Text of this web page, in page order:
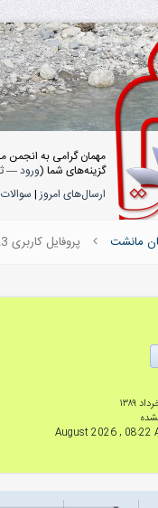
مهمان گرامی به انجمن
گزینه‌های شما (ورود—
ارسال‌های امروز|
مانشت پروفایل کاربری n.reza23